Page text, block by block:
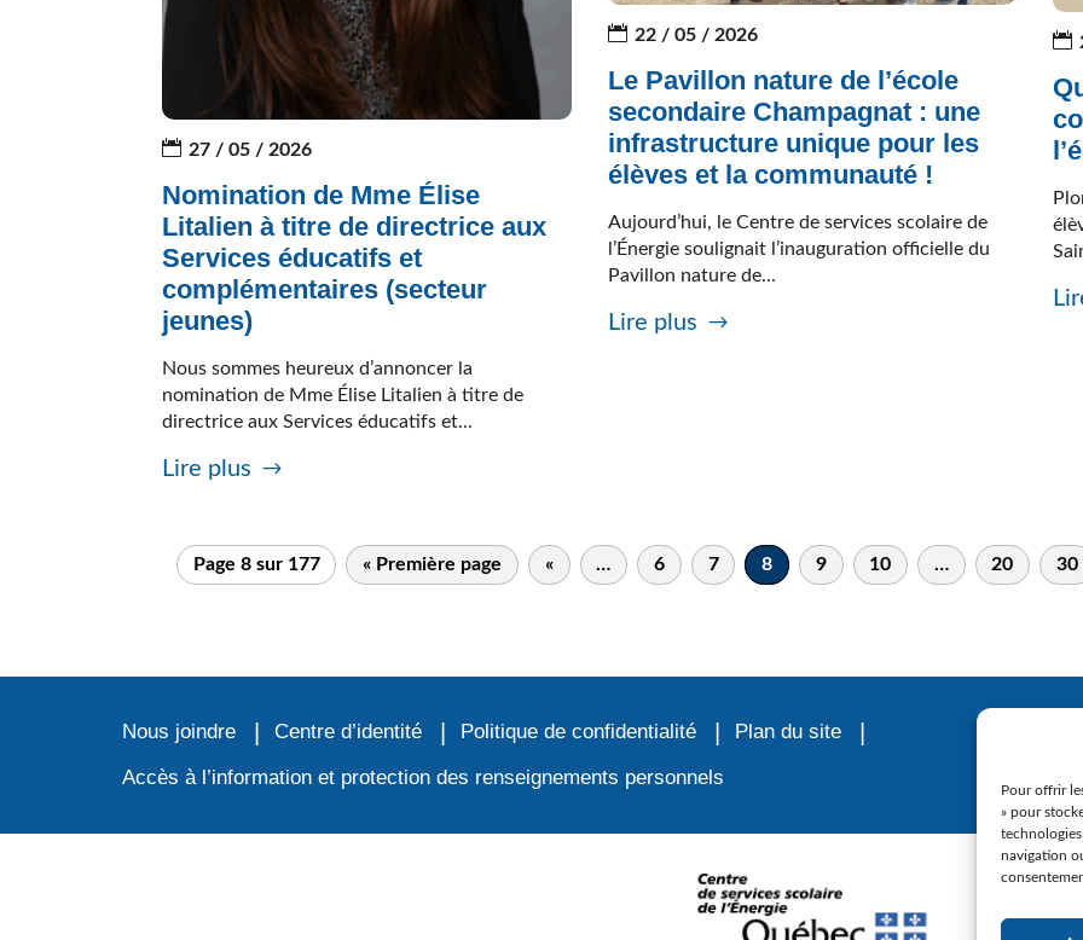
Pour offrir
» pour
navigation
27 / 05 / 2026
Nomination de Mme Élise
Litalien à titre de directrice aux
Services éducatifs et
complémentaires (secteur
jeunes)
Nous sommes heureux d’annoncer la
nomination de Mme Élise Litalien à titre de
directrice aux Services éducatifs et...
Lire plus
22 / 05 / 2026
Le Pavillon nature de l’école
secondaire Champagnat : une
infrastructure unique pour les
élèves et la communauté !
Aujourd’hui, le Centre de services scolaire de
l’Énergie soulignait l’inauguration officielle du
Pavillon nature de...
Lire plus
Page 8 sur 177 « Première page « … 6 7 8 9 10 … 20 30
Nous joindre Centre d’identité Politique de confidentialité
Plan du site
Accès à l’information et protection des renseignements personnels